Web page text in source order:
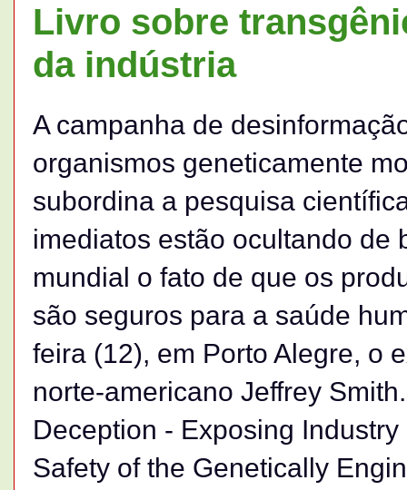
Livro sobre
da indústria
A campanha de
organismos geneticamente
subordina a pesquisa
imediatos estão ocultando de
mundial o fato de que os
são seguros para a saúde
feira (12), em Porto Alegre, o
norte-americano Jeffrey
Deception - Exposing
Safety of the Genetically